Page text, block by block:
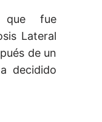
que fue
Lateral
de un
decidido